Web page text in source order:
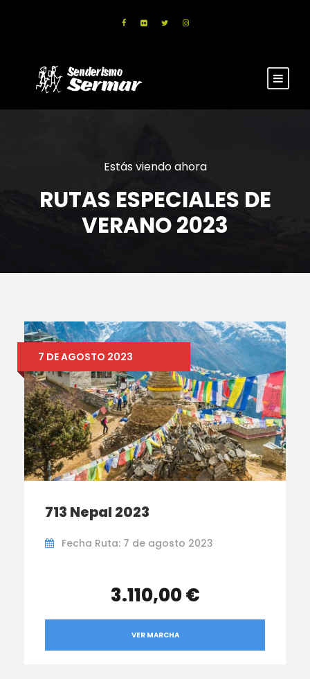
Estás viendo ahora
RUTAS ESPECIALES DE
VERANO 2023
7 DE AGOSTO 2023
713 Nepal 2023
Fecha Ruta: 7 de agosto 2023
3.110,00 €
VER MARCHA